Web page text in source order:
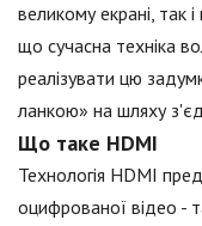
великому екрані, так
що сучасна техніка
реалізувати цю
ланкою» на шляху
Що таке HDMI
Технологія HDMI
оцифрованої відео -